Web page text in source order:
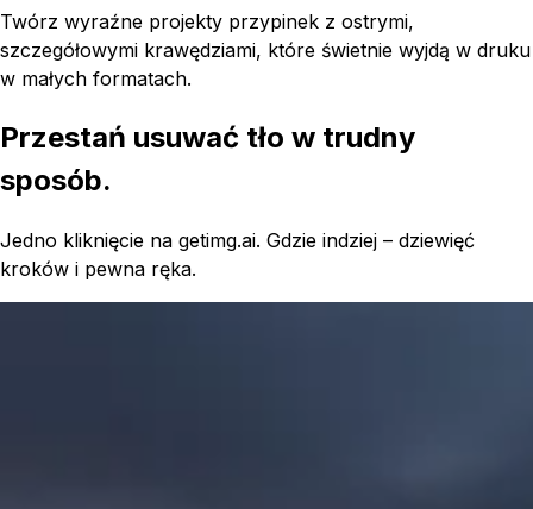
Twórz wyraźne projekty przypinek z ostrymi,
szczegółowymi krawędziami, które świetnie wyjdą w druku
w małych formatach.
Przestań usuwać tło w trudny
sposób.
Jedno kliknięcie na getimg.ai. Gdzie indziej – dziewięć
kroków i pewna ręka.